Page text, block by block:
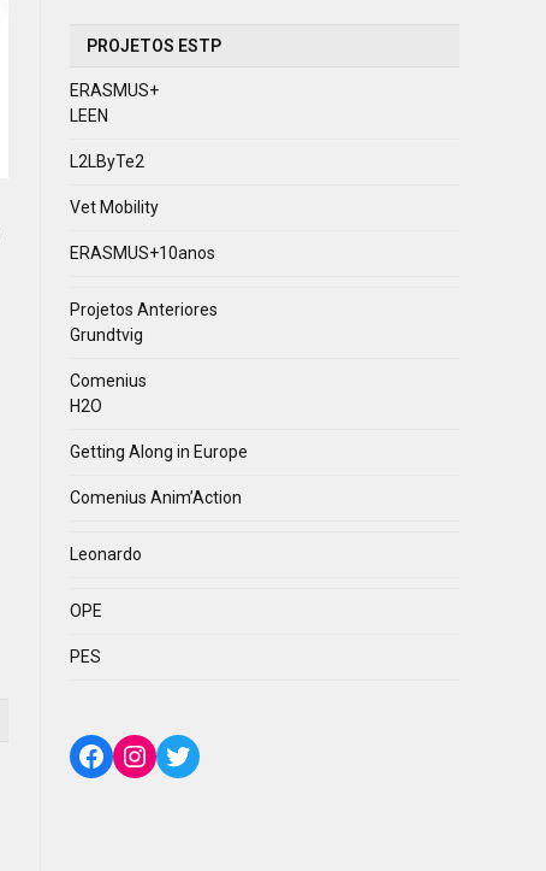
PROJETOS ESTP
ERASMUS+
LEEN
L2LByTe2
Vet Mobility
ERASMUS+10anos
Projetos Anteriores
Grundtvig
Comenius
H2O
Getting Along in Europe
Comenius Anim’Action
Leonardo
OPE
PES
Facebook
Instagram
Twitter